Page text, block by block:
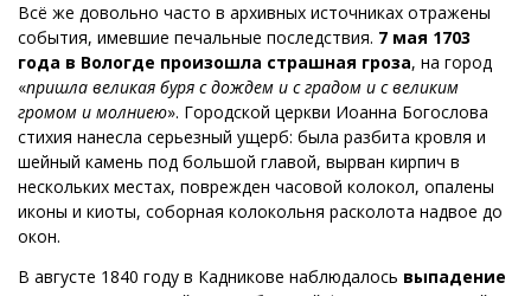
Всё же довольно часто в архивных источниках отражены
события, имевшие печальные последствия. 7 мая 1703
года в Вологде произошла страшная гроза, на город
«пришла великая буря с дождем и с градом и с великим
громом и молниею». Городской церкви Иоанна Богослова
стихия нанесла серьезный ущерб: была разбита кровля и
шейный камень под большой главой, вырван кирпич в
нескольких местах, поврежден часовой колокол, опалены
иконы и киоты, соборная колокольня расколота надвое до
окон.
В августе 1840 году в Кадникове наблюдалось выпадение